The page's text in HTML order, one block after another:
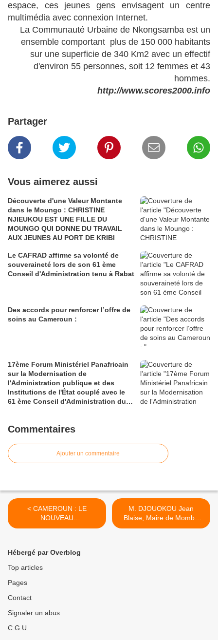
espace, ces jeunes gens envisagent un centre
multimédia avec connexion Internet.
La Communauté Urbaine de Nkongsamba est un
ensemble comportant plus de 150 000 habitants
sur une superficie de 340 Km2 avec un effectif
d'environ 55 personnes, soit 12 femmes et 43
hommes.
http://www.scores2000.info
Partager
Vous aimerez aussi
Découverte d'une Valeur Montante
dans le Moungo : CHRISTINE
NJIEUKOU EST UNE FILLE DU
MOUNGO QUI DONNE DU TRAVAIL
AUX JEUNES AU PORT DE KRIBI
Le CAFRAD affirme sa volonté de
souveraineté lors de son 61 ème
Conseil d'Administration tenu à Rabat
Des accords pour renforcer l’offre de
soins au Cameroun :
17ème Forum Ministériel Panafricain
sur la Modernisation de
l'Administration publique et des
Institutions de l'État couplé avec le
61 ème Conseil d'Administration du
Commentaires
Ajouter un commentaire
< CAMEROUN : LE
NOUVEAU
GOUVERNEMENT du 09
M. DJOUOKOU Jean
Blaise, Maire de Mombo
reprend son droit à la tête
Hébergé par Overblog
Top articles
Pages
Contact
Signaler un abus
C.G.U.